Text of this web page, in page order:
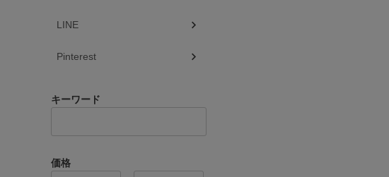
LINE
Pinterest
キーワード
価格